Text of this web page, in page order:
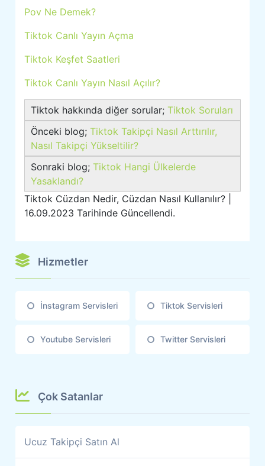
Pov Ne Demek?
Tiktok Canlı Yayın Açma
Tiktok Keşfet Saatleri
Tiktok Canlı Yayın Nasıl Açılır?
Tiktok hakkında diğer sorular;Tiktok Soruları
Önceki blog;Tiktok Takipçi Nasıl Arttırılır,
Nasıl Takipçi Yükseltilir?
Sonraki blog;Tiktok Hangi Ülkelerde
Yasaklandı?
Tiktok Cüzdan Nedir, Cüzdan Nasıl Kullanılır? |
16.09.2023 Tarihinde Güncellendi.
Hizmetler
İnstagram Servisleri Tiktok Servisleri
Youtube Servisleri Twitter Servisleri
Çok Satanlar
Ucuz Takipçi Satın Al